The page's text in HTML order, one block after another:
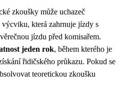
zkoušky může uchazeč
která zahrnuje jízdy s
jízdu před komisařem.
jeden rok, během kterého je
řidičského průkazu. Pokud se
teoretickou zkoušku